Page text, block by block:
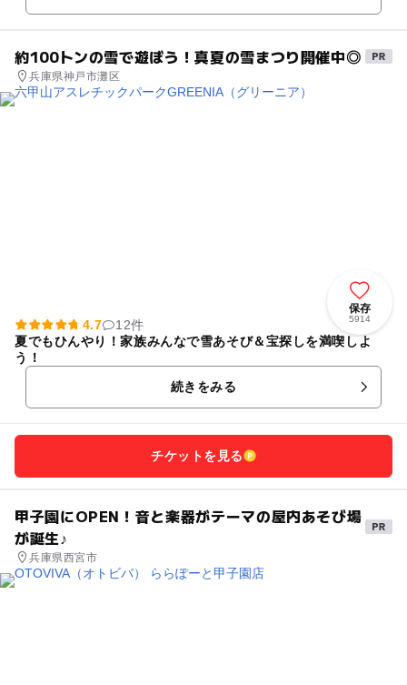
約100トンの雪で遊ぼう！真夏の雪まつり開催中◎
兵庫県神戸市灘区
保存
5914
4.7
12件
夏でもひんやり！家族みんなで雪あそび＆宝探しを満喫しよ
う！
続きをみる
チケットを見る
甲子園にOPEN！音と楽器がテーマの屋内あそび場
が誕生♪
兵庫県西宮市